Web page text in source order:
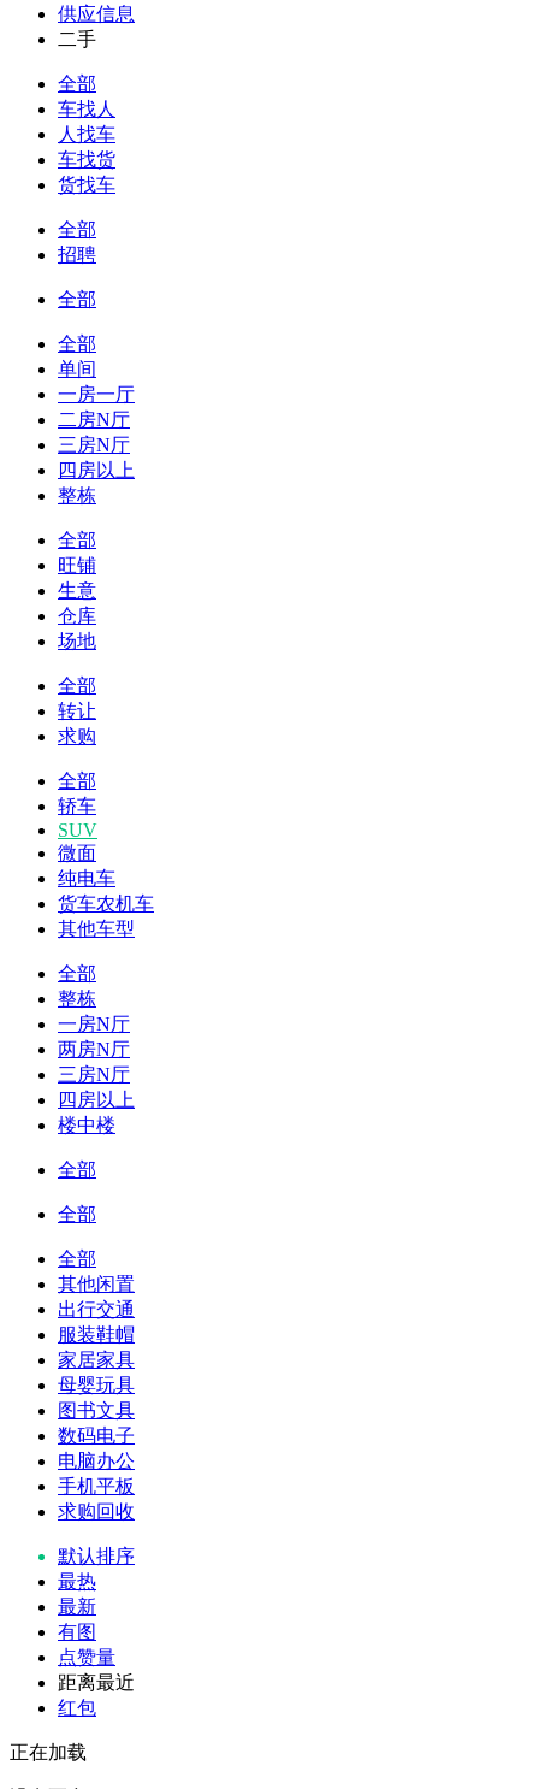
供应信息
二手
全部
车找人
人找车
车找货
货找车
全部
招聘
全部
全部
单间
一房一厅
二房N厅
三房N厅
四房以上
整栋
全部
旺铺
生意
仓库
场地
全部
转让
求购
全部
轿车
SUV
微面
纯电车
货车农机车
其他车型
全部
整栋
一房N厅
两房N厅
三房N厅
四房以上
楼中楼
全部
全部
全部
其他闲置
出行交通
服装鞋帽
家居家具
母婴玩具
图书文具
数码电子
电脑办公
手机平板
求购回收
默认排序
最热
最新
有图
点赞量
距离最近
红包
正在加载